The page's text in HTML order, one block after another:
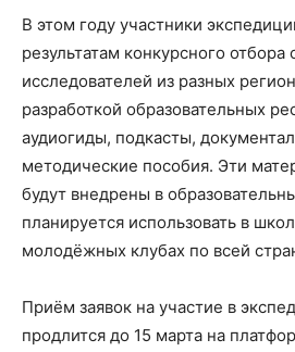
В этом году участники
результатам конкурсного
исследователей из разных
разработкой образовательных
аудиогиды, подкасты,
методические пособия. Эти
будут внедрены в
планируется использовать в
молодёжных клубах по всей
Приём заявок на участие в
продлится до 15 марта на